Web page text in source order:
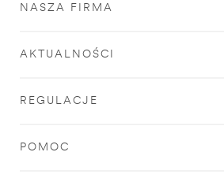
NASZA FIRMA
AKTUALNOŚCI
REGULACJE
POMOC